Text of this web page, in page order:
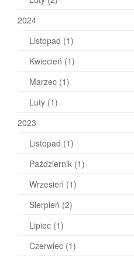
2024
Listopad (1)
Kwiecień (1)
Marzec (1)
Luty (1)
2023
Listopad (1)
Październik (1)
Wrzesień (1)
Sierpień (2)
Lipiec (1)
Czerwiec (1)